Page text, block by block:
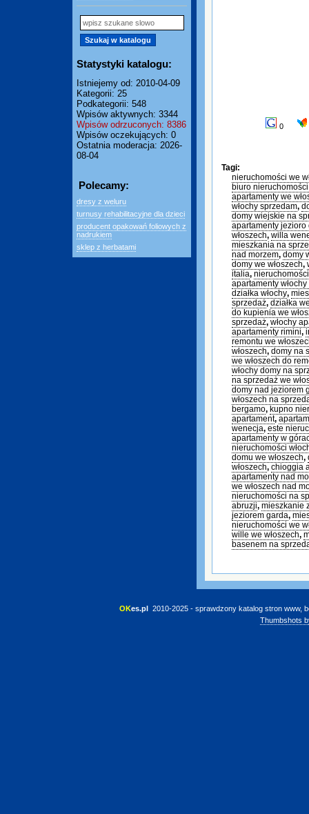
Statystyki katalogu:
Istniejemy od: 2010-04-09
Kategorii: 25
Podkategorii: 548
Wpisów aktywnych: 3344
Wpisów odrzuconych: 8386
Wpisów oczekujących: 0
Ostatnia moderacja: 2026-
08-04
Polecamy:
dresy z weluru
turnusy rehabilitacyjne dla dzieci
producent opakowań foliowych z
nadrukiem
sklep z herbatami
0
Tagi:
nieruchomości we
biuro
apartamenty we
włochy sprzedam,
domy wiejskie na
apartamenty jezioro
włoszech, willa
mieszkania na
nad morzem, domy
domy we włoszech,
italia,
apartamenty
działka włochy,
sprzedaż, działka
do kupienia we
sprzedaż, włochy
apartamenty rimini,
remontu we
włoszech, domy na
we włoszech do
włochy domy na
na sprzedaż we
domy nad jeziorem
włoszech na
bergamo, kupno
apartament,
wenecja, este
apartamenty w
nieruchomości
domu we włoszech,
włoszech, chioggia
apartamenty nad
we włoszech nad
nieruchomości na
abruzji, mieszkanie
jeziorem garda,
nieruchomości we
wille we włoszech,
basenem na
OKes.pl 2010-2025 - sprawdzony katalog stron www,
Thumbshots